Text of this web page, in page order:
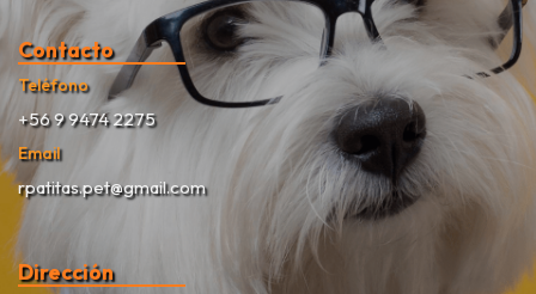
Contacto
Teléfono
+56 9 9474 2275
Email
rpatitas.pet@gmail.com
Dirección